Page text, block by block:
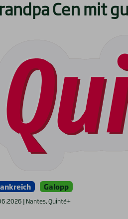
Cen mit
Galopp
| Nantes, Quinté+